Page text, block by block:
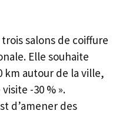
salons de coiffure
Elle souhaite
km autour de la ville,
-30 % ».
d’amener des